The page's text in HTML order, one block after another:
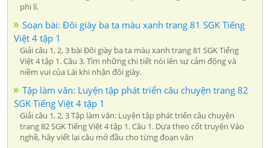
phi lí.
Soạn bài: Đôi giày ba ta màu xanh trang 81 SGK Tiếng
Việt 4 tập 1
Giải câu 1, 2, 3 bài Đôi giày ba ta màu xanh trang 81 SGK Tiếng
Việt 4 tập 1. Câu 3. Tìm những chi tiết nói lên sự cảm động và
niềm vui của Lái khi nhận đôi giày.
Tập làm văn: Luyện tập phát triển câu chuyện trang 82
SGK Tiếng Việt 4 tập 1
Giải câu 1, 2, 3 Tập làm văn: Luyện tập phát triển câu chuyện
trang 82 SGK Tiếng Việt 4 tập 1. Câu 1. Dựa theo cốt truyện Vào
nghề, hãy viết lại câu mở đầu cho từng đoạn văn